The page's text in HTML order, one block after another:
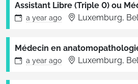
a year ago Luxemburg,
Médecin en
a year ago Luxemburg,